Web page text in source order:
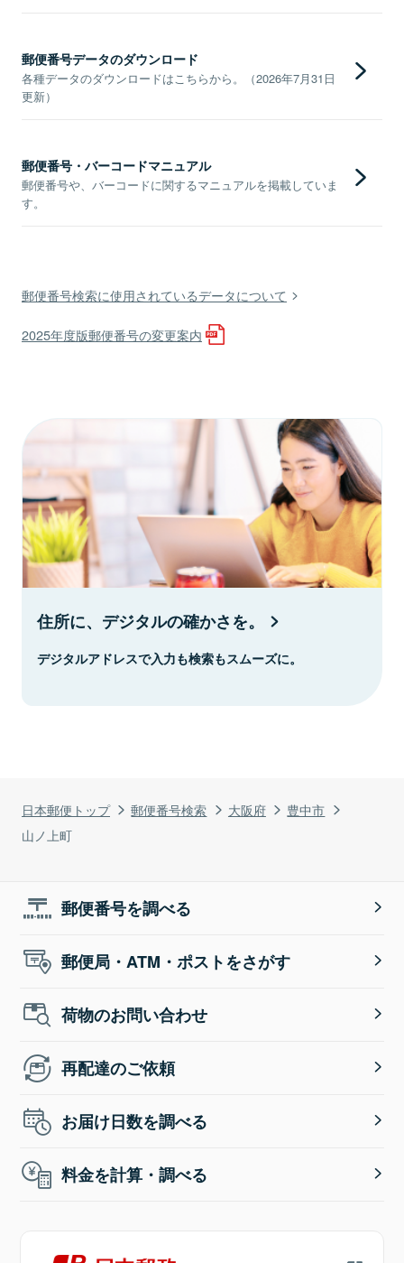
日本郵便トップ 郵便番号検索 大阪府
豊中市
山ノ上町
郵便番号データのダウンロード
各種データのダウンロードはこちらから。（2026年7月31日
更新）
郵便番号・バーコードマニュアル
郵便番号や、バーコードに関するマニュアルを掲載していま
す。
郵便番号検索に使用されているデータについて
2025年度版郵便番号の変更案内
住所に、デジタルの確かさを。
デジタルアドレスで入力も検索もスムーズに。
郵便番号を調べる
郵便局・ATM・ポストをさがす
荷物のお問い合わせ
再配達のご依頼
お届け日数を調べる
料金を計算・調べる